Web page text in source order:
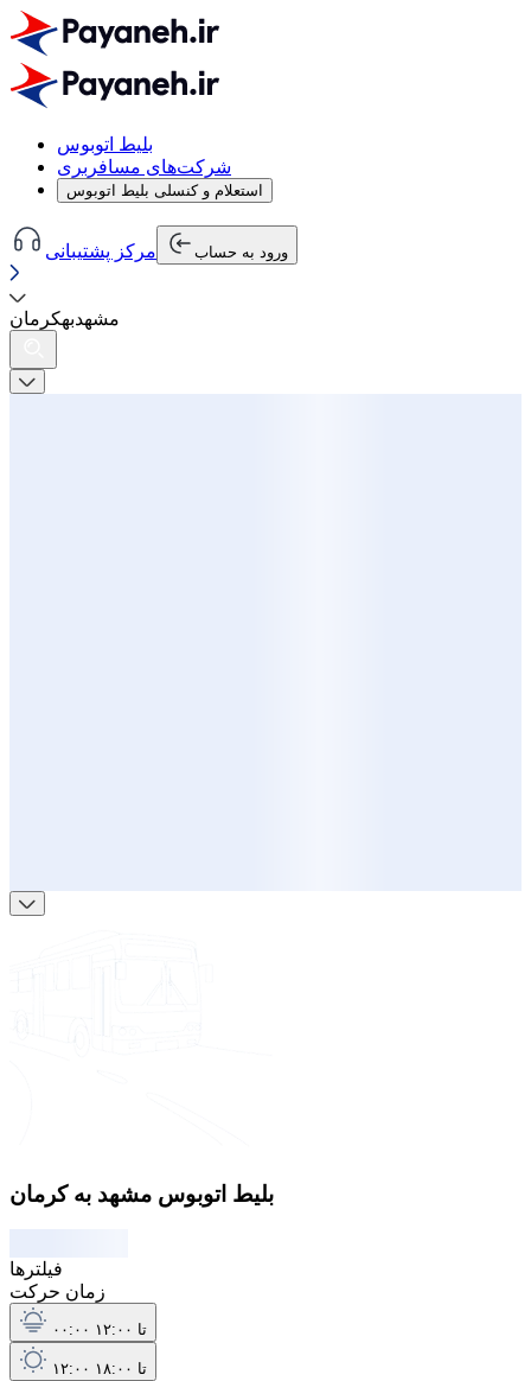
بلیط اتوبوس
شرکت‌های مسافربری
استعلام و کنسلی بلیط اتوبوس
مرکز پشتیبانی ورود به حساب
مشهدبهکرمان
بلیط اتوبوس مشهد به کرمان
فیلترها
زمان حرکت
۰۰:۰۰ تا ۱۲:۰۰
۱۲:۰۰ تا ۱۸:۰۰